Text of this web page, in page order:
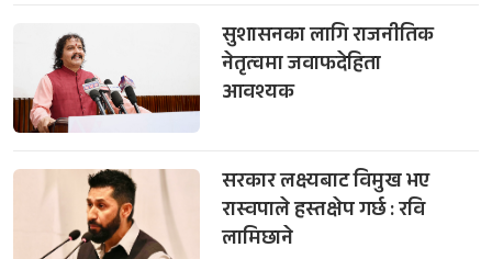
सुशासनका लागि राजनीतिक
नेतृत्वमा जवाफदेहिता
आवश्यक
सरकार लक्ष्यबाट विमुख भए
रास्वपाले हस्तक्षेप गर्छ : रवि
लामिछाने